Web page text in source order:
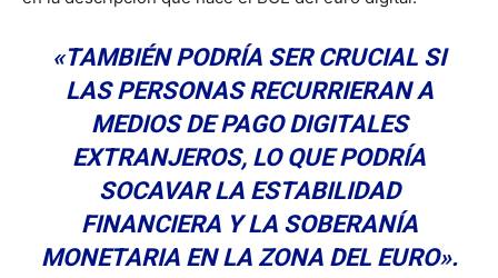
«TAMBIÉN PODRÍA SER CRUCIAL SI
LAS PERSONAS RECURRIERAN A
MEDIOS DE PAGO DIGITALES
EXTRANJEROS, LO QUE PODRÍA
SOCAVAR LA ESTABILIDAD
FINANCIERA Y LA SOBERANÍA
MONETARIA EN LA ZONA DEL EURO».